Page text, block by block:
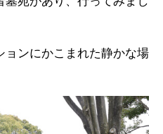
ョンにかこまれた静かな場